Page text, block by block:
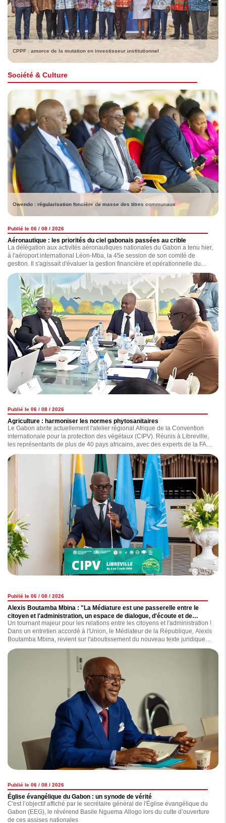
Société & Culture
CPPF : amorce de la mutation en investisseur institutionnel
Owendo : régularisation foncière de masse des titres communaux
Publié le 06 / 08 / 2026
Aéronautique : les priorités du ciel gabonais passées au crible
La délégation aux activités aéronautiques nationales du Gabon a tenu hier,
à l'aéroport international Léon-Mba, la 45e session de son comité de
gestion. Il s'agissait d'évaluer la gestion financière et opérationnelle du
secteur, de se pencher sur les investissements et le renforcement de la
sécurité de la navigation aérienne.
Publié le 06 / 08 / 2026
Agriculture : harmoniser les normes phytosanitaires
Le Gabon abrite actuellement l'atelier régional Afrique de la Convention
internationale pour la protection des végétaux (CIPV). Réunis à Libreville,
les représentants de plus de 40 pays africains, avec des experts de la FAO,
de la CIPV et du CPI-UA, travaillent sur l'avenir de la santé des végétaux
sur le continent.
Publié le 06 / 08 / 2026
Alexis Boutamba Mbina : "La Médiature est une passerelle entre le
citoyen et l'administration, un espace de dialogue, d'écoute et de
conciliation"
Un tournant majeur pour les relations entre les citoyens et l'administration !
Dans un entretien accordé à l'Union, le Médiateur de la République, Alexis
Boutamba Mbina, revient sur l'aboutissement du nouveau texte juridique
régissant les missions et le fonctionnement de l'institution.
Publié le 06 / 08 / 2026
Église évangélique du Gabon : un synode de vérité
C'est l’objectif affiché par le secrétaire général de l'Église évangélique du
Gabon (EEG), le révérend Basile Nguema Allogo lors du culte d’ouverture
de ces assises nationales